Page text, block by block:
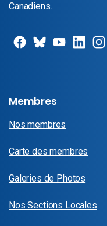
Canadiens.
Membres
Nos membres
Carte des membres
Galeries de Photos
Nos Sections Locales